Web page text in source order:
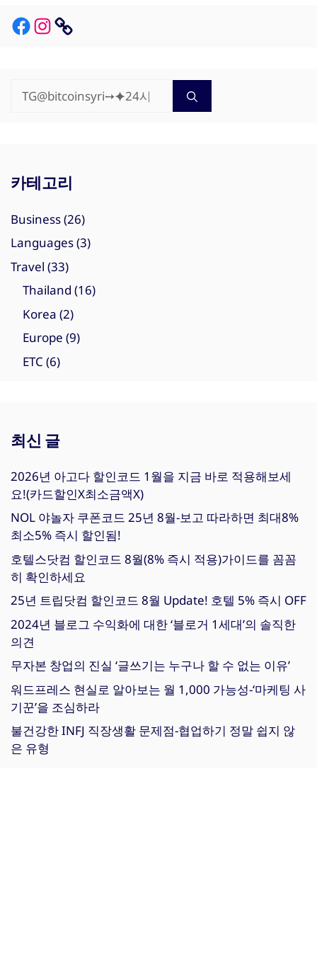
Facebook
Instagram
Link
색:
카테고리
Business(26)
Languages(3)
Travel (33)
Thailand (16)
Korea (2)
Europe (9)
ETC (6)
최신 글
2026년 아고다 할인코드 1월을 지금 바로 적용해보세
요!(카드할인X최소금액X)
NOL 야놀자 쿠폰코드 25년 8월-보고 따라하면 최대8%
최소5% 즉시 할인됨!
호텔스닷컴 할인코드 8월(8% 즉시 적용)가이드를 꼼꼼
히 확인하세요
25년 트립닷컴 할인코드 8월 Update! 호텔 5% 즉시 OFF
2024년 블로그 수익화에 대한 ‘블로거 1세대’의 솔직한
의견
무자본 창업의 진실 ‘글쓰기는 누구나 할 수 없는 이유’
워드프레스 현실로 알아보는 월 1,000 가능성-‘마케팅 사
기꾼’을 조심하라
불건강한 INFJ 직장생활 문제점-협업하기 정말 쉽지 않
은 유형